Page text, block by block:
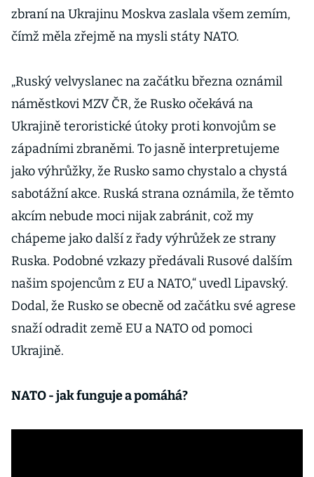
zbraní na Ukrajinu Moskva zaslala všem zemím,
čímž měla zřejmě na mysli státy NATO.
„Ruský velvyslanec na začátku března oznámil
náměstkovi MZV ČR, že Rusko očekává na
Ukrajině teroristické útoky proti konvojům se
západními zbraněmi. To jasně interpretujeme
jako výhrůžky, že Rusko samo chystalo a chystá
sabotážní akce. Ruská strana oznámila, že těmto
akcím nebude moci nijak zabránit, což my
chápeme jako další z řady výhrůžek ze strany
Ruska. Podobné vzkazy předávali Rusové dalším
našim spojencům z EU a NATO,“ uvedl Lipavský.
Dodal, že Rusko se obecně od začátku své agrese
snaží odradit země EU a NATO od pomoci
Ukrajině.
NATO - jak funguje a pomáhá?